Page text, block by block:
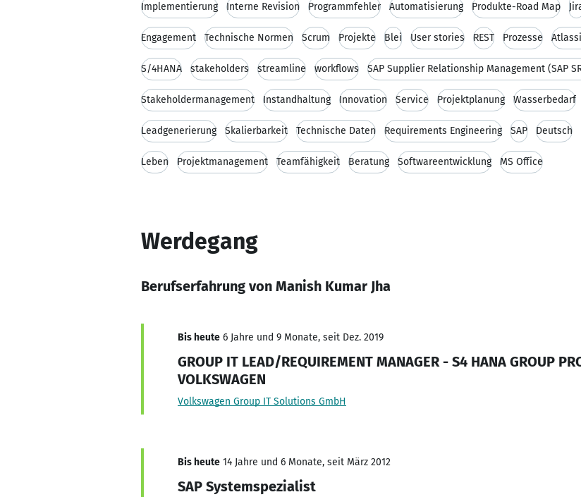
Implementierung Interne Revision Programmfehler Automatisierung Produkte-Road Map
Engagement Technische Normen Scrum Projekte Blei User stories REST Prozesse
S/4HANA stakeholders streamline workflows SAP Supplier Relationship Management (SAP
Stakeholdermanagement Instandhaltung Innovation Service Projektplanung Wasserbedarf
Leadgenerierung Skalierbarkeit Technische Daten Requirements Engineering SAP Deutsch
Leben Projektmanagement Teamfähigkeit Beratung Softwareentwicklung MS Office
Werdegang
Berufserfahrung von Manish Kumar Jha
Bis heute 6 Jahre und 9 Monate, seit Dez. 2019
GROUP IT LEAD/REQUIREMENT MANAGER - S4 HANA GROUP
VOLKSWAGEN
Volkswagen Group IT Solutions GmbH
Bis heute 14 Jahre und 6 Monate, seit März 2012
SAP Systemspezialist